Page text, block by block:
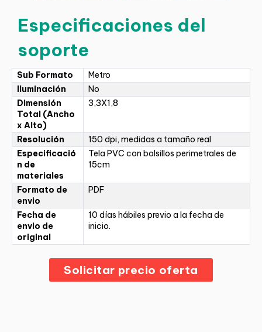
Especificaciones del
soporte
Sub Formato
Metro
Iluminación
No
Dimensión
Total (Ancho
x Alto)
3,3X1,8
Resolución
150 dpi, medidas a tamaño real
Especificació
n de
materiales
Tela PVC con bolsillos perimetrales de
15cm
Formato de
envio
PDF
Fecha de
envio de
original
10 días hábiles previo a la fecha de
inicio.
Solicitar precio oferta